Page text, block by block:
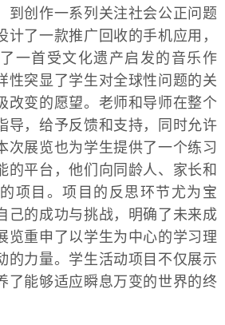
到创作一系列关注社会公正问题
计了一款推广回收的手机应用，
一首受文化遗产启发的音乐作
性突显了学生对全球性问题的关
改变的愿望。老师和导师在整个
导，给予反馈和支持，同时允许
次展览也为学生提供了一个练习
的平台，他们向同龄人、家长和
项目。项目的反思环节尤为宝
己的成功与挑战，明确了未来成
览重申了以学生为中心的学习理
的力量。学生活动项目不仅展示
了能够适应瞬息万变的世界的终